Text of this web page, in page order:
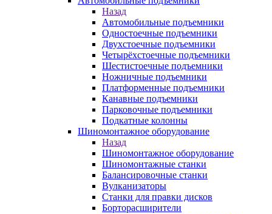
Назад
Автомобильные подъемники
Одностоечные подъемники
Двухстоечные подъемники
Четырёхстоечные подъемники
Шестистоечные подъемники
Ножничные подъемники
Платформенные подъемники
Канавные подъемники
Парковочные подъемники
Подкатные колонны
Шиномонтажное оборудование
Назад
Шиномонтажное оборудование
Шиномонтажные станки
Балансировочные станки
Вулканизаторы
Станки для правки дисков
Борторасширители